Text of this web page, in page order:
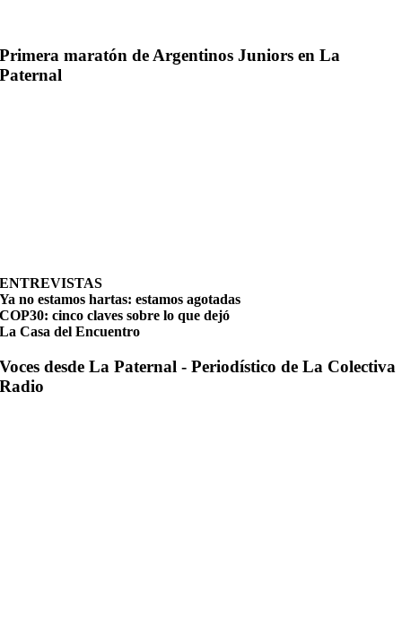
Primera maratón de Argentinos Juniors en La
Paternal
ENTREVISTAS
Ya no estamos hartas: estamos agotadas
COP30: cinco claves sobre lo que dejó
La Casa del Encuentro
Voces desde La Paternal - Periodístico de La Colectiva
Radio